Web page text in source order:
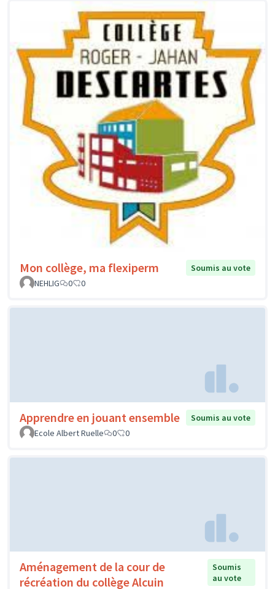
Mon collège, ma flexiperm
Soumis au vote
NEHLIG
0 0
Apprendre en jouant ensemble
Soumis au vote
Ecole Albert Ruelle
0 0
Aménagement de la cour de
récréation du collège Alcuin
Soumis
au vote